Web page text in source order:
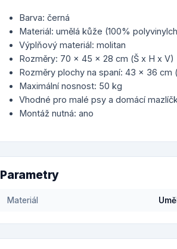
Barva: černá
Materiál: umělá kůže (100%
Výplňový materiál: molitan
Rozměry: 70 x 45 x 28 cm (Š x H x V)
Rozměry plochy na spaní: 43 x 36 cm
Maximální nosnost: 50 kg
Vhodné pro malé psy a domácí
Montáž nutná: ano
Parametry
Materiál